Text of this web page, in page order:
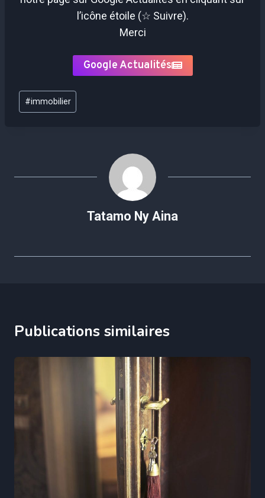
l’icône étoile (☆ Suivre).
Merci
Google Actualités
Étiquettes
de
#immobilier
Tatamo Ny Aina
Publications similaires